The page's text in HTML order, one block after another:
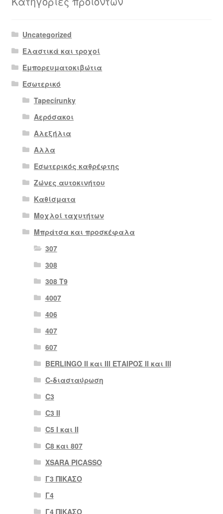
Uncategorized
Ελαστικά και τροχοί
Εμπορευματοκιβώτια
Εσωτερικό
Tapecírunky
Αερόσακοι
Αλεξήλια
Αλλα
Εσωτερικός καθρέφτης
Ζώνες αυτοκινήτου
Καθίσματα
Μοχλοί ταχυτήτων
Μπράτσα και προσκέφαλα
307
308
308 Τ9
4007
406
407
607
BERLINGO II και III ΕΤΑΙΡΟΣ II και III
C-διασταύρωση
C3
C3 II
C5 I και II
C8 και 807
XSARA PICASSO
Γ3 ΠΙΚΑΣΟ
Γ4
Γ4 ΠΙΚΑΣΟ